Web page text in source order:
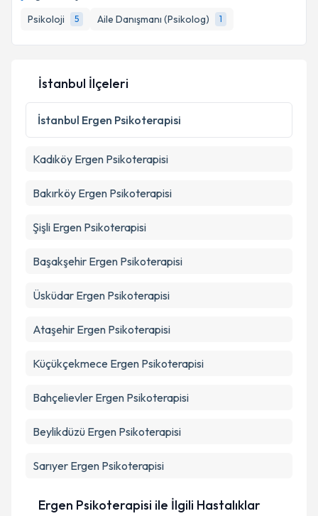
Psikoloji
5 Aile Danışmanı (Psikolog) 1
bilgilendireceğiz.
E-posta Adresiniz
Kişisel verilerimin işlenmesine ilişkin
Metni'ni okudum ve kişisel verilerimin belirtilen
Takvim Talebini Gönder
İstanbul İlçeleri
İstanbul Ergen Psikoterapisi
Kadıköy Ergen Psikoterapisi
Bakırköy Ergen Psikoterapisi
Şişli Ergen Psikoterapisi
Başakşehir Ergen Psikoterapisi
Üsküdar Ergen Psikoterapisi
Ataşehir Ergen Psikoterapisi
Küçükçekmece Ergen Psikoterapisi
Bahçelievler Ergen Psikoterapisi
Beylikdüzü Ergen Psikoterapisi
Sarıyer Ergen Psikoterapisi
Ergen Psikoterapisi ile İlgili Hastalıklar